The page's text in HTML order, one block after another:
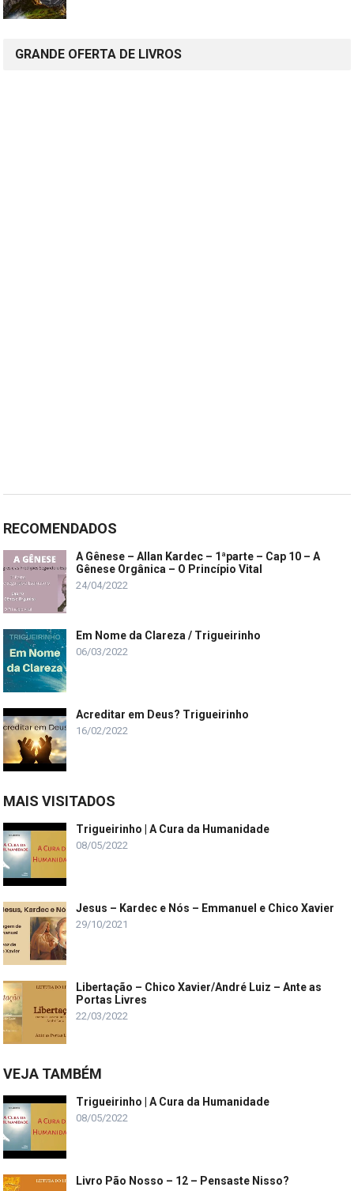
GRANDE OFERTA DE LIVROS
RECOMENDADOS
A Gênese – Allan Kardec – 1ªparte – Cap 10 – A
Gênese Orgânica – O Princípio Vital
24/04/2022
Em Nome da Clareza / Trigueirinho
06/03/2022
Acreditar em Deus? Trigueirinho
16/02/2022
MAIS VISITADOS
Trigueirinho | A Cura da Humanidade
08/05/2022
Jesus – Kardec e Nós – Emmanuel e Chico Xavier
29/10/2021
Libertação – Chico Xavier/André Luiz – Ante as
Portas Livres
22/03/2022
VEJA TAMBÉM
Trigueirinho | A Cura da Humanidade
08/05/2022
Livro Pão Nosso – 12 – Pensaste Nisso?